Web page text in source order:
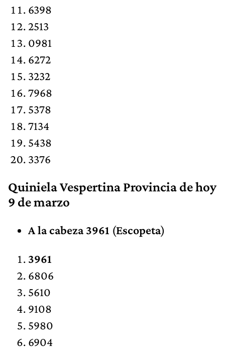
6398
2513
0981
6272
3232
7968
5378
7134
5438
3376
Quiniela Vespertina Provincia de hoy
9 de marzo
A la cabeza 3961 (Escopeta)
3961
6806
5610
9108
5980
6904